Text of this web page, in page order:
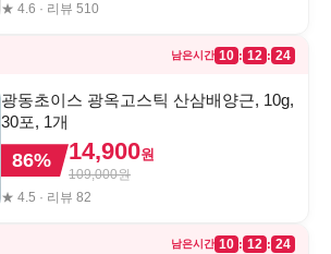
★ 4.6 · 리뷰 510
남은시간 10 : 12 : 24
광동초이스 광옥고스틱 산삼배양근, 10g,
30포, 1개
86% 14,900원
109,000원
★ 4.5 · 리뷰 82
남은시간 10 : 12 : 24